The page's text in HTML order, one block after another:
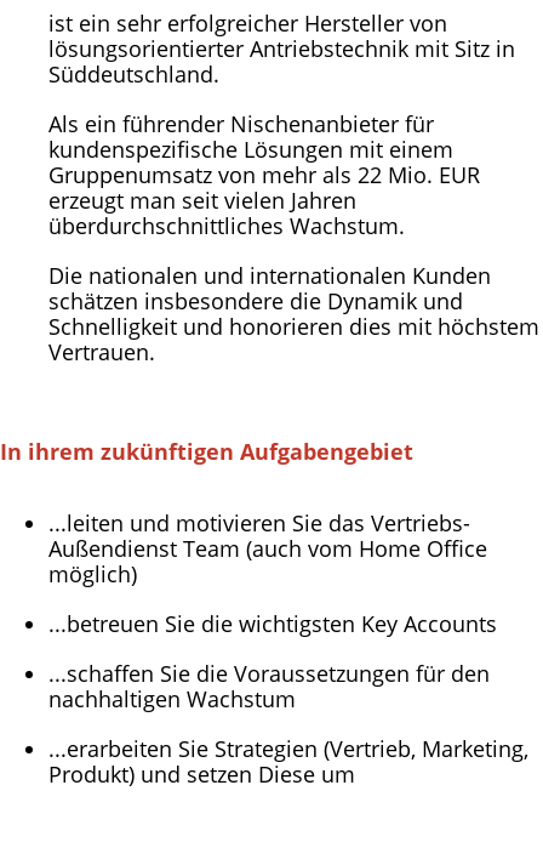
ist ein sehr erfolgreicher Hersteller von
lösungsorientierter Antriebstechnik mit Sitz in
Süddeutschland.
Als ein führender Nischenanbieter für
kundenspezifische Lösungen mit einem
Gruppenumsatz von mehr als 22 Mio. EUR
erzeugt man seit vielen Jahren
überdurchschnittliches Wachstum.
Die nationalen und internationalen Kunden
schätzen insbesondere die Dynamik und
Schnelligkeit und honorieren dies mit höchstem
Vertrauen.
In ihrem zukünftigen Aufgabengebiet
...leiten und motivieren Sie das Vertriebs-
Außendienst Team (auch vom Home Office
möglich)
...betreuen Sie die wichtigsten Key Accounts
...schaffen Sie die Voraussetzungen für den
nachhaltigen Wachstum
...erarbeiten Sie Strategien (Vertrieb, Marketing,
Produkt) und setzen Diese um